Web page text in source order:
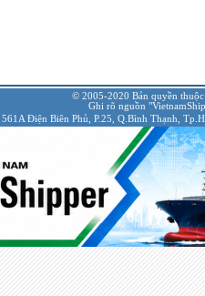
© 2005-2020 Bản quyền
Ghi rõ nguồn
561A Điện Biên Phủ, P.25, Q.Bình Thạnh,